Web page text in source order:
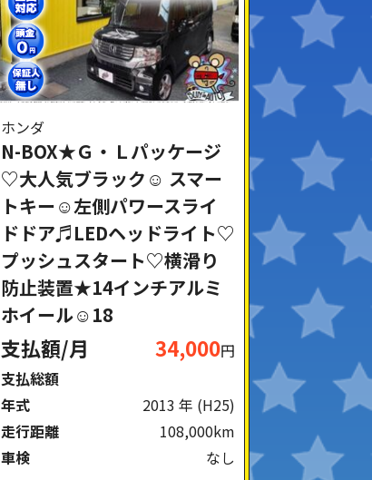
ホンダ
N-BOX★Ｇ・Ｌパッケージ
♡大人気ブラック☺ スマー
トキー☺左側パワースライ
ドドア♬LEDヘッドライト♡
プッシュスタート♡横滑り
防止装置★14インチアルミ
ホイール☺18
支払額/月 34,000円
支払総額
年式
2013 年 (H25)
走行距離
108,000km
車検
なし